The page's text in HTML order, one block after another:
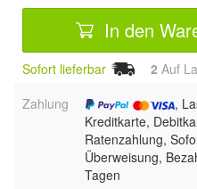
In den
Sofort lieferbar 2 Auf
Zahlung
,
Kreditkarte,
Ratenzahlung,
Überweisung,
Tagen